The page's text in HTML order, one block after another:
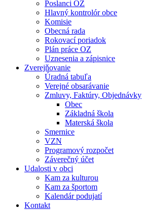
Poslanci OZ
Hlavný kontrolór obce
Komisie
Obecná rada
Rokovací poriadok
Plán práce OZ
Uznesenia a zápisnice
Zverejňovanie
Úradná tabuľa
Verejné obsarávanie
Zmluvy, Faktúry, Objednávky
Obec
Základná škola
Materská škola
Smernice
VZN
Programový rozpočet
Záverečný účet
Udalosti v obci
Kam za kulturou
Kam za športom
Kalendár podujatí
Kontakt